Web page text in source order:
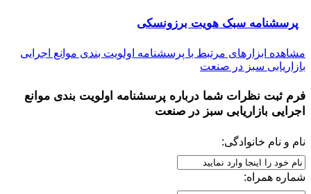
پرسشنامه سبک هویت برزونسکی
مشاهده ابزارهای مرتبط با پرسشنامه اولویت بندی موانع اجرایی
بازاریابی سبز در صنعت
فرم ثبت نظرات شما درباره پرسشنامه اولویت بندی موانع
اجرایی بازاریابی سبز در صنعت
نام و نام خانوادگی:
شماره همراه: